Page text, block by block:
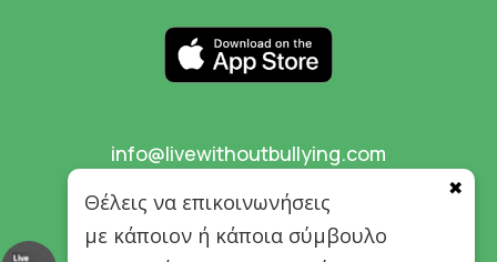
info@livewithoutbullying.com
Θέλεις να επικοινωνήσεις
με κάποιον ή κάποια σύμβουλο
✖